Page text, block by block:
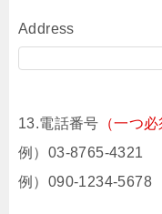
Address
13.電話番号 （一つ必
例）03-8765-4321
例）090-1234-5678